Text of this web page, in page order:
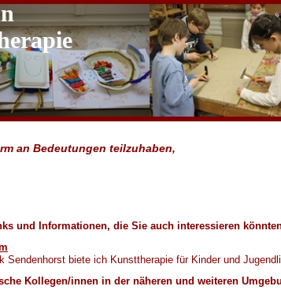
an Bedeutungen teilzuhaben,
und Informationen, die Sie auch interessieren
Sendenhorst biete ich Kunsttherapie für Kinder und
Kollegen/innen in der näheren und weiteren